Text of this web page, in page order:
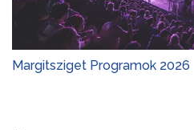
Margitsziget Programok 2026